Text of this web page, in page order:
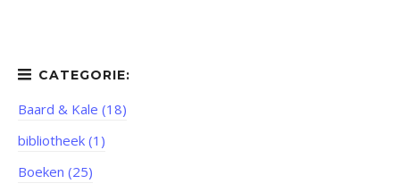
Baard & Kale (18)
bibliotheek (1)
Boeken (25)